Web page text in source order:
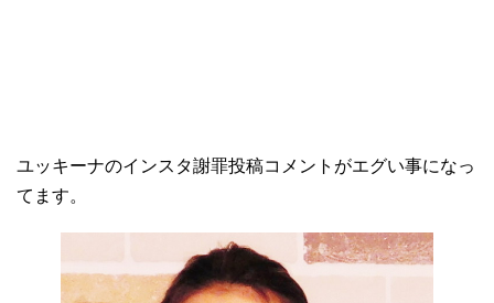
ユッキーナのインスタ謝罪投稿コメントがエグい事になっ
てます。